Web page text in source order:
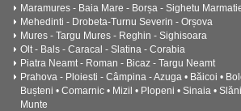
Maramures - Baia Mare - Borșa - Sighetu
Mehedinti - Drobeta-Turnu Severin - Orșova
Mures - Targu Mures - Reghin - Sighisoara
Olt - Bals - Caracal - Slatina - Corabia
Piatra Neamt - Roman - Bicaz - Targu Neamt
Prahova - Ploiesti - Câmpina - Azuga • Băicoi •
Bușteni • Comarnic • Mizil • Plopeni • Sinaia •
Munte